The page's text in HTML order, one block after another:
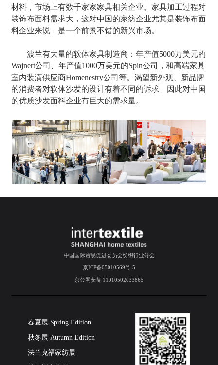
材料，市场上有数千家家家具相关企业。家具加工过程对
装饰布面料需求大，这对中国的家纺企业尤其是装饰布面
料企业来说，是一个前景不错的新兴市场。
波兰有大量的软体家具制造商：年产值5000万美元的
Wajnert公司、年产值1000万美元的Spin公司，和高端家具
室内装潢供应商Homenestry公司等。渴望新外观、新品牌
的消费者对软体沙发的设计有着不同的诉求，因此对中国
的优质沙发面料企业有巨大的需求量。
中国国际贸易促进委员会纺织行业分会
京ICP备05010569号-5
京公网安备 11010502033865
春夏展 Spring Edition
秋冬展 Autumn Edition
法兰克福家纺展